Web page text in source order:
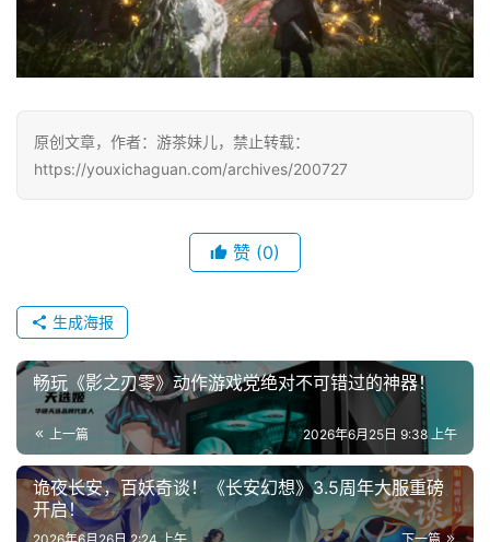
原创文章，作者：游茶妹儿，禁止转载：
https://youxichaguan.com/archives/200727
赞 (0)
生成海报
畅玩《影之刃零》动作游戏党绝对不可错过的神器！
上一篇 2026年6月25日 9:38 上午
诡夜长安，百妖奇谈！《长安幻想》3.5周年大服重磅
开启！